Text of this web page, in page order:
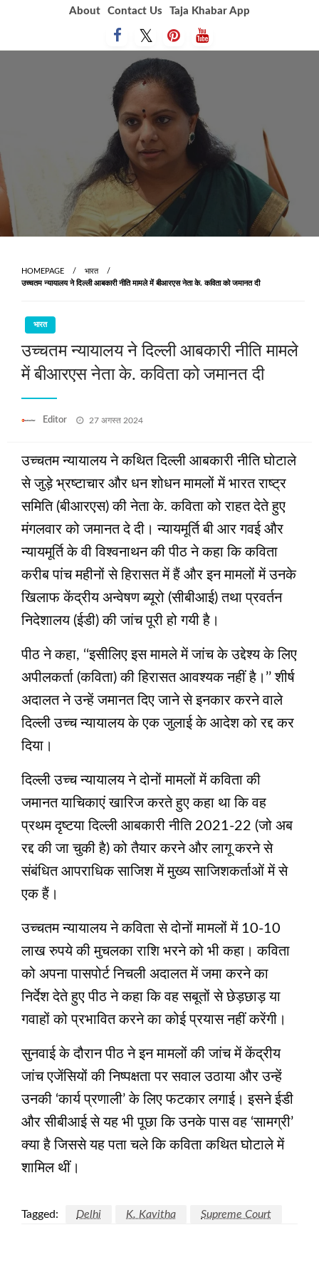
About Contact Us Taja Khabar App
HOMEPAGE
भारत
उच्चतम न्यायालय ने दिल्ली आबकारी नीति मामले में बीआरएस नेता के. कविता को जमानत दी
भारत
उच्चतम न्यायालय ने दिल्ली आबकारी नीति मामले
में बीआरएस नेता के. कविता को जमानत दी
Editor
Posted
27 अगस्त 2024
उच्चतम न्यायालय ने कथित दिल्ली आबकारी नीति घोटाले
से जुड़े भ्रष्टाचार और धन शोधन मामलों में भारत राष्ट्र
समिति (बीआरएस) की नेता के. कविता को राहत देते हुए
मंगलवार को जमानत दे दी। न्यायमूर्ति बी आर गवई और
न्यायमूर्ति के वी विश्वनाथन की पीठ ने कहा कि कविता
करीब पांच महीनों से हिरासत में हैं और इन मामलों में उनके
खिलाफ केंद्रीय अन्वेषण ब्यूरो (सीबीआई) तथा प्रवर्तन
निदेशालय (ईडी) की जांच पूरी हो गयी है।
पीठ ने कहा, ‘‘इसीलिए इस मामले में जांच के उद्देश्य के लिए
अपीलकर्ता (कविता) की हिरासत आवश्यक नहीं है।’’ शीर्ष
अदालत ने उन्हें जमानत दिए जाने से इनकार करने वाले
दिल्ली उच्च न्यायालय के एक जुलाई के आदेश को रद्द कर
दिया।
दिल्ली उच्च न्यायालय ने दोनों मामलों में कविता की
जमानत याचिकाएं खारिज करते हुए कहा था कि वह
प्रथम दृष्टया दिल्ली आबकारी नीति 2021-22 (जो अब
रद्द की जा चुकी है) को तैयार करने और लागू करने से
संबंधित आपराधिक साजिश में मुख्य साजिशकर्ताओं में से
एक हैं।
उच्चतम न्यायालय ने कविता से दोनों मामलों में 10-10
लाख रुपये की मुचलका राशि भरने को भी कहा। कविता
को अपना पासपोर्ट निचली अदालत में जमा करने का
निर्देश देते हुए पीठ ने कहा कि वह सबूतों से छेड़छाड़ या
गवाहों को प्रभावित करने का कोई प्रयास नहीं करेंगी।
सुनवाई के दौरान पीठ ने इन मामलों की जांच में केंद्रीय
जांच एजेंसियों की निष्पक्षता पर सवाल उठाया और उन्हें
उनकी ‘कार्य प्रणाली’ के लिए फटकार लगाई। इसने ईडी
और सीबीआई से यह भी पूछा कि उनके पास वह ‘सामग्री’
क्या है जिससे यह पता चले कि कविता कथित घोटाले में
शामिल थीं।
Tagged: Delhi K. Kavitha Supreme Court